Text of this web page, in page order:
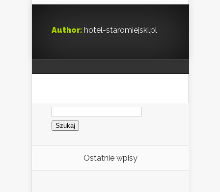
Author: hotel-staromiejski.pl
Szukaj:
Ostatnie wpisy